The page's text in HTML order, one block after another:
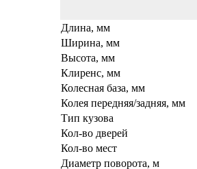
Длина, мм
Ширина, мм
Высота, мм
Клиренс, мм
Колесная база, мм
Колея передняя/задняя, мм
Тип кузова
Кол-во дверей
Кол-во мест
Диаметр поворота, м